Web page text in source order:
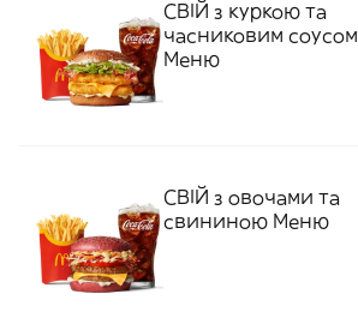
СВІЙ з куркою та
часниковим соусом
Меню
СВІЙ з овочами та
свининою Меню